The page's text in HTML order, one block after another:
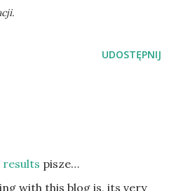
UDOSTĘPNIJ
pisze…
with this blog is, its very